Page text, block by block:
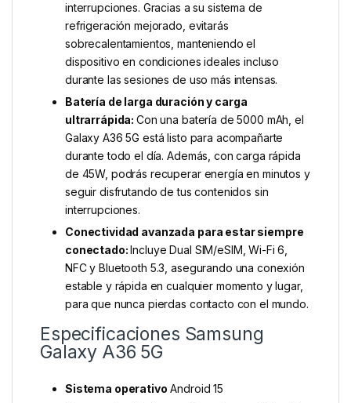
interrupciones. Gracias a su sistema de
refrigeración mejorado, evitarás
sobrecalentamientos, manteniendo el
dispositivo en condiciones ideales incluso
durante las sesiones de uso más intensas.
Batería de larga duración y carga
ultrarrápida:Con una batería de 5000 mAh, el
Galaxy A36 5G está listo para acompañarte
durante todo el día. Además, con carga rápida
de 45W, podrás recuperar energía en minutos y
seguir disfrutando de tus contenidos sin
interrupciones.
Conectividad avanzada para estar siempre
conectado:Incluye Dual SIM/eSIM, Wi-Fi 6,
NFC y Bluetooth 5.3, asegurando una conexión
estable y rápida en cualquier momento y lugar,
para que nunca pierdas contacto con el mundo.
Especificaciones Samsung
Galaxy A36 5G
Sistema operativo Android 15